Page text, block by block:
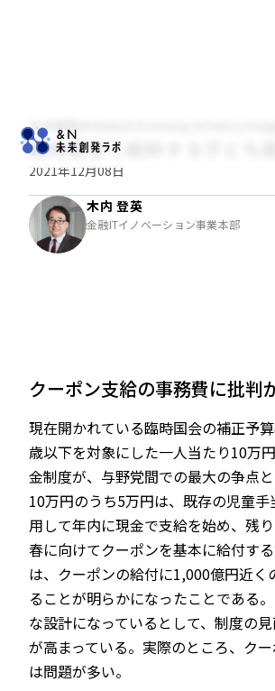
JP EN
木内登英のGlobal Economy & Policy
臨時国会で紛糾する子ども
2021年12月08日
木内 登英
金融ITイノベーション事業本部
クーポン支給の事務費に批判
現在開かれている臨時国会の補正予
歳以下を対象にした一人当たり10万
金制度が、与野党間での最大の争点と
10万円のうち5万円は、既存の児童
用して年内に現金で支給を始め、残
春に向けてクーポンを基本に給付す
は、クーポンの給付に1,000億円近く
ることが明らかになったことである。
な設計になっているとして、制度の
が高まっている。実際のところ、ク
は問題が多い。